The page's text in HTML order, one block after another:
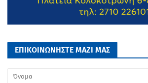
ΕΠΙΚΟΙΝΩΝΗΣΤΕ ΜΑΖΙ ΜΑΣ